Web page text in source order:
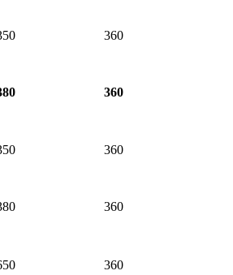
360
360
360
360
360